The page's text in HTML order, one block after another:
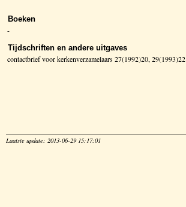
Boeken
-
Tijdschriften en andere uitgaves
contactbrief voor kerkenverzamelaars 27(1992)20, 29(1993)22
Laatste update: 2013-06-29 15:17:01